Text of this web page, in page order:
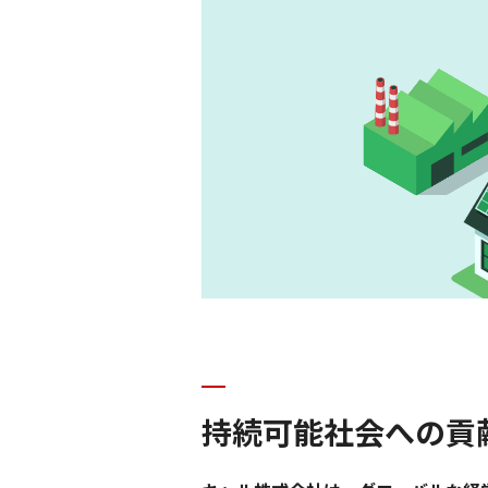
持続可能社会への貢